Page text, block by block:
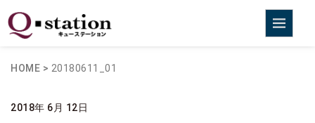
HOME > 20180611_01
2018年 6月 12日